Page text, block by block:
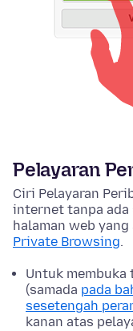
Pelayaran
Ciri Pelayaran
internet tanpa ada
halaman web
Private Browsing.
Untuk membuka
(samada pada
sesetengah
kanan atas